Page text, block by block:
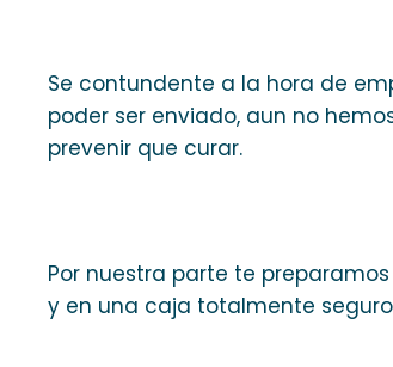
Se contundente a la hora de
poder ser enviado, aun no
prevenir que curar.
Por nuestra parte te
y en una caja totalmente